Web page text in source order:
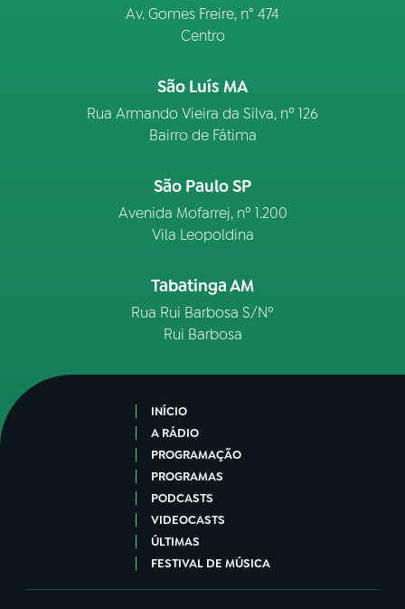
Av. Gomes Freire, n° 474
Centro
São Luís MA
Rua Armando Vieira da Silva, nº 126
Bairro de Fátima
São Paulo SP
Avenida Mofarrej, nº 1.200
Vila Leopoldina
Tabatinga AM
Rua Rui Barbosa S/Nº
Rui Barbosa
INÍCIO
A RÁDIO
PROGRAMAÇÃO
PROGRAMAS
PODCASTS
VIDEOCASTS
ÚLTIMAS
FESTIVAL DE MÚSICA